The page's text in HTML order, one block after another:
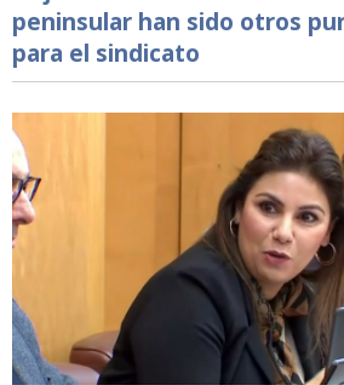
peninsular han sido otros
para el sindicato